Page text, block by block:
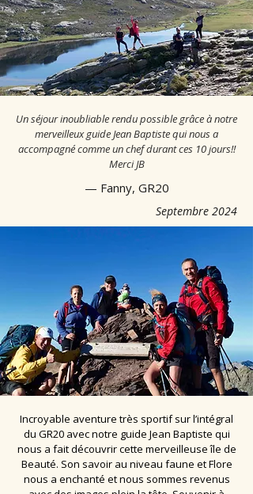
Un séjour inoubliable rendu possible grâce à notre
merveilleux guide Jean Baptiste qui nous a
accompagné comme un chef durant ces 10 jours!!
Merci JB
— Fanny, GR20
Septembre 2024
Incroyable aventure très sportif sur l’intégral
du GR20 avec notre guide Jean Baptiste qui
nous a fait découvrir cette merveilleuse île de
Beauté. Son savoir au niveau faune et Flore
nous a enchanté et nous sommes revenus